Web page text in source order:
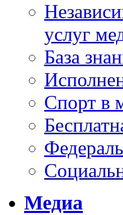
услуг
База
Спорт в
Медиа